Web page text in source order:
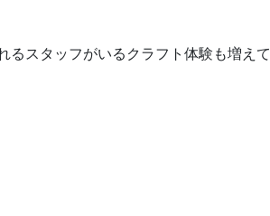
るスタッフがいるクラフト体験も増えて